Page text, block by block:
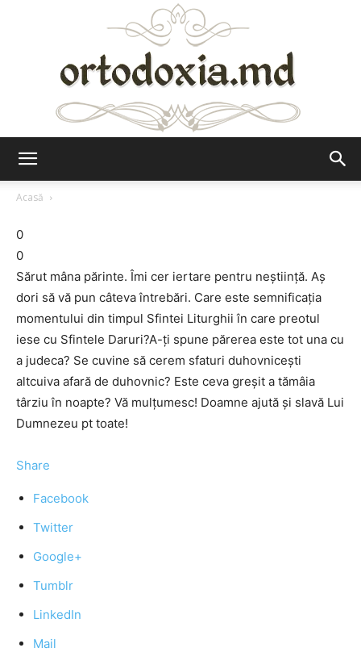
Acasă
0
0
Sărut mâna părinte. Îmi cer iertare pentru neștiință. Aș
dori să vă pun câteva întrebări. Care este semnificația
momentului din timpul Sfintei Liturghii în care preotul
iese cu Sfintele Daruri?A-ți spune părerea este tot una cu
a judeca? Se cuvine să cerem sfaturi duhovnicești
altcuiva afară de duhovnic? Este ceva greșit a tămâia
târziu în noapte? Vă mulțumesc! Doamne ajută și slavă Lui
Dumnezeu pt toate!
Share
Facebook
Twitter
Google+
Tumblr
LinkedIn
Mail